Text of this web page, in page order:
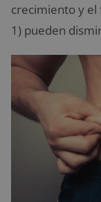
crecimiento y el
1) pueden